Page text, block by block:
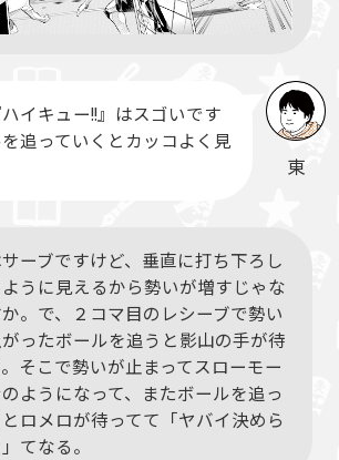
東
イキュー!!』はスゴいです
追っていくとカッコよく見
ーブですけど、垂直に打ち下ろし
うに見えるから勢いが増すじゃな
。で、２コマ目のレシーブで勢い
ったボールを追うと影山の手が待
そこで勢いが止まってスローモー
ようになって、またボールを追っ
ロメロが待ってて「ヤバイ決めら
てなる。